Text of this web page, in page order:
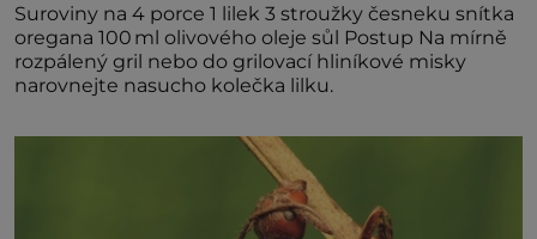
Suroviny na 4 porce 1 lilek 3 stroužky česneku snítka
oregana 100 ml olivového oleje sůl Postup Na mírně
rozpálený gril nebo do grilovací hliníkové misky
narovnejte nasucho kolečka lilku.